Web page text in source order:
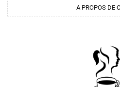
A PROPOS DE